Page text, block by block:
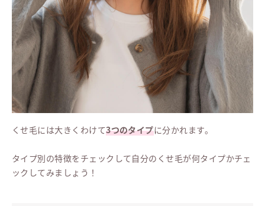
くせ毛には大きくわけて3つのタイプに分かれます。
タイプ別の特徴をチェックして自分のくせ毛が何タイプかチェ
ックしてみましょう！